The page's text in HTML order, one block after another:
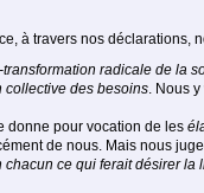
à travers nos déclarations,
transformation radicale de la
collective des besoins. Nous
donne pour vocation de les
de nous. Mais nous
chacun ce qui ferait désirer